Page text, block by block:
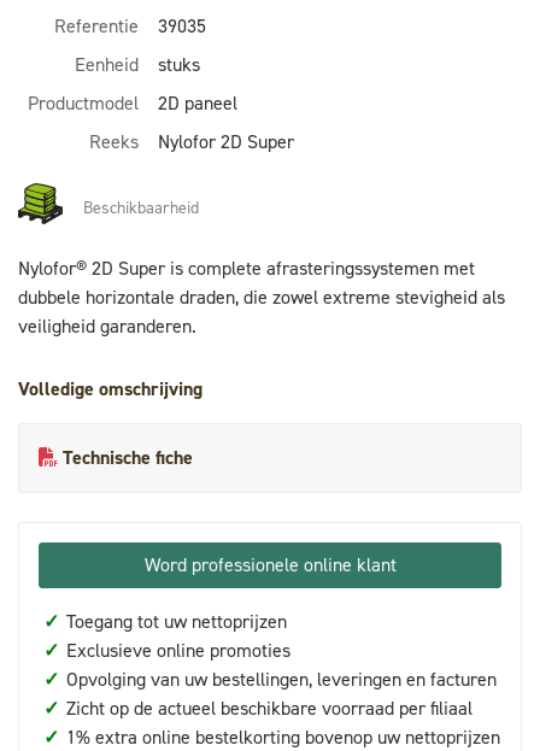
Referentie
39035
Eenheid
stuks
Productmodel
2D paneel
Reeks
Nylofor 2D Super
Beschikbaarheid
Nylofor® 2D Super is complete afrasteringssystemen met
dubbele horizontale draden, die zowel extreme stevigheid als
veiligheid garanderen.
Volledige omschrijving
Technische fiche
Word professionele online klant
✓ Toegang tot uw nettoprijzen
✓ Exclusieve online promoties
✓ Opvolging van uw bestellingen, leveringen en facturen
✓ Zicht op de actueel beschikbare voorraad per filiaal
✓ 1% extra online bestelkorting bovenop uw nettoprijzen